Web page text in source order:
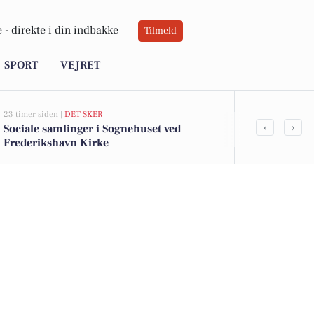
- direkte i din indbakke Tilmeld
SPORT VEJRET
23 timer siden | DET SKER
Sociale samlinger i Sognehuset ved
Frederikshavn Kirke
Ildløs i
‹ ›